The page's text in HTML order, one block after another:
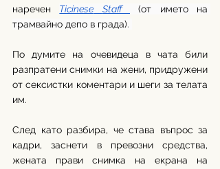
наречен Ticinese Staff
(от името на
трамвайно депо в града).
По думите на очевидеца в чата били
разпратени снимки на жени, придружени
от сексистки коментари и шеги за телата
им.
След като разбира, че става въпрос за
кадри, заснети в превозни средства,
жената прави снимка на екрана на